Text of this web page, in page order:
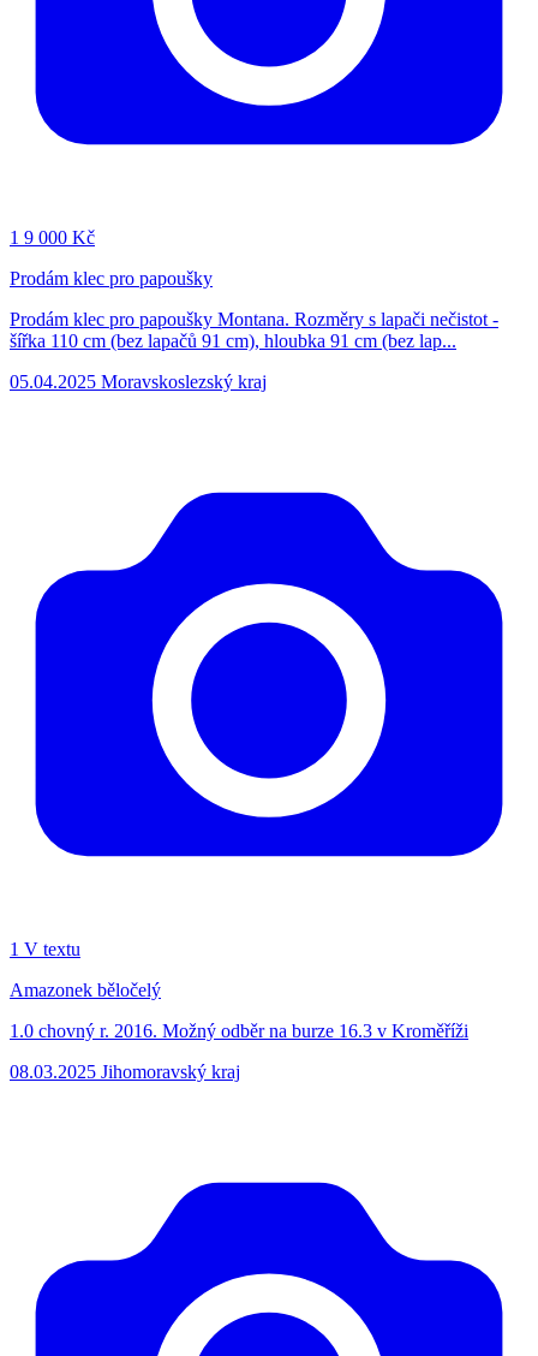
1 9 000 Kč
Prodám klec pro papoušky
Prodám klec pro papoušky Montana. Rozměry s lapači nečistot -
šířka 110 cm (bez lapačů 91 cm), hloubka 91 cm (bez lap...
05.04.2025 Moravskoslezský kraj
1 V textu
Amazonek běločelý
1.0 chovný r. 2016. Možný odběr na burze 16.3 v Kroměříži
08.03.2025 Jihomoravský kraj